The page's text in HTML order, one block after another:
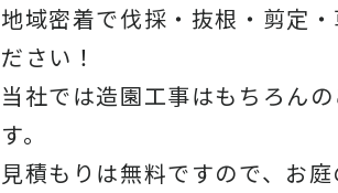
地域密着で伐採・抜根・剪定
ださい！
当社では造園工事はもちろん
す。
見積もりは無料ですので、お